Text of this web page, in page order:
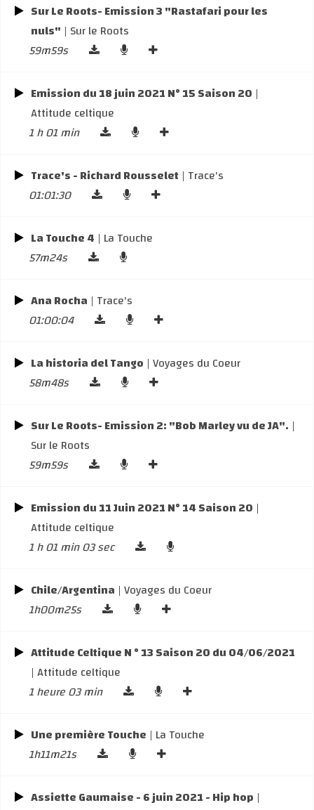
Sur Le Roots- Emission 3 "Rastafari pour les
nuls" | Sur le Roots
59m59s
Emission du 18 juin 2021 N° 15 Saison 20 |
Attitude celtique
1 h 01 min
Trace's - Richard Rousselet | Trace's
01:01:30
La Touche 4 | La Touche
57m24s
Ana Rocha | Trace's
01:00:04
La historia del Tango | Voyages du Coeur
58m48s
Sur Le Roots- Emission 2: "Bob Marley vu de JA". |
Sur le Roots
59m59s
Emission du 11 Juin 2021 N° 14 Saison 20 |
Attitude celtique
1 h 01 min 03 sec
Chile/Argentina | Voyages du Coeur
1h00m25s
Attitude Celtique N ° 13 Saison 20 du 04/06/2021
| Attitude celtique
1 heure 03 min
Une première Touche | La Touche
1h11m21s
Assiette Gaumaise - 6 juin 2021 - Hip hop |